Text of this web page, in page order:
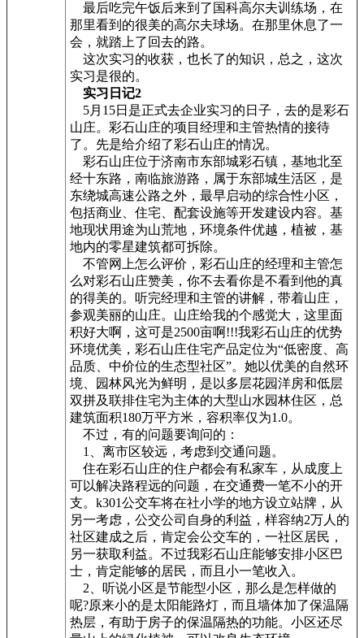
最后吃完午饭后来到了国科高尔夫训练场，在
那里看到的很美的高尔夫球场。在那里休息了一
会，就踏上了回去的路。
这次实习的收获，也长了的知识，总之，这次
实习是很的。
实习日记2
5月15日是正式去企业实习的日子，去的是彩石
山庄。彩石山庄的项目经理和主管热情的接待
了。先是给介绍了彩石山庄的情况。
彩石山庄位于济南市东部城彩石镇，基地北至
经十东路，南临旅游路，属于东部城生活区，是
东绕城高速公路之外，最早启动的综合性小区，
包括商业、住宅、配套设施等开发建设内容。基
地现状用途为山荒地，环境条件优越，植被，基
地内的零星建筑都可拆除。
不管网上怎么评价，彩石山庄的经理和主管怎
么对彩石山庄赞美，你不去看你是不看到他的真
的得美的。听完经理和主管的讲解，带着山庄，
参观美丽的山庄。山庄给我的个感觉大，这里面
积好大啊，这可是2500亩啊!!!我彩石山庄的优势
环境优美，彩石山庄住宅产品定位为“低密度、高
品质、中价位的生态型社区”。她以优美的自然环
境、园林风光为鲜明，是以多层花园洋房和低层
双拼及联排住宅为主体的大型山水园林住区，总
建筑面积180万平方米，容积率仅为1.0。
不过，有的问题要询问的：
1、离市区较远，考虑到交通问题。
住在彩石山庄的住户都会有私家车，从成度上
可以解决路程远的问题，在交通费一笔不小的开
支。k301公交车将在社小学的地方设立站牌，从
另一考虑，公交公司自身的利益，样容纳2万人的
社区建成之后，肯定会公交车的，一社区居民，
另一获取利益。不过我彩石山庄能够安排小区巴
士，肯定能够的居民，而且小一笔收入。
2、听说小区是节能型小区，那么是怎样做的
呢?原来小的是太阳能路灯，而且墙体加了保温隔
热层，有助于房子的保温隔热的功能。小区还尽